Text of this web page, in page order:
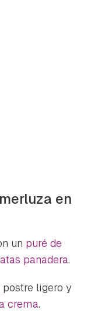
en
un puré de
panadera.
ligero y
crema.